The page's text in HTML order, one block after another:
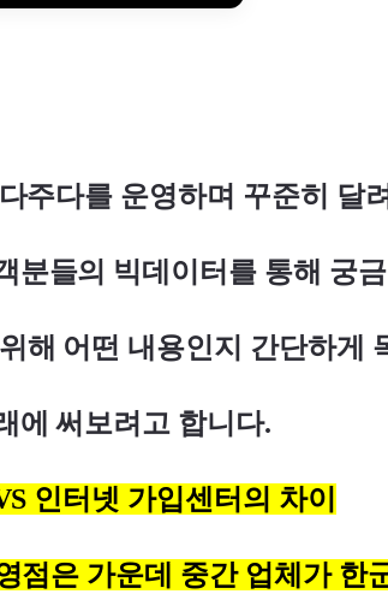
주다를 운영하며 꾸준히 달
분들의 빅데이터를 통해 궁
해 어떤 내용인지 간단하게
에 써보려고 합니다.
인터넷 가입센터의 차이
점은 가운데 중간 업체가 한